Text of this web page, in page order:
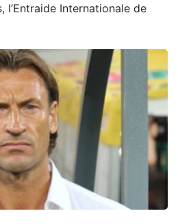
l’Entraide Internationale de